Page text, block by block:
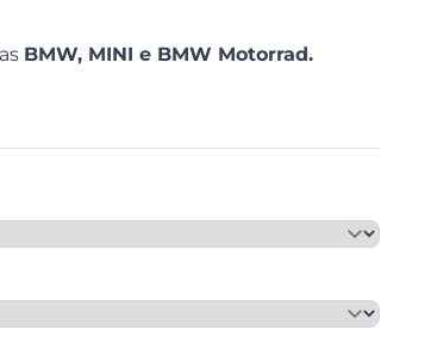
BMW, MINI e BMW Motorrad.